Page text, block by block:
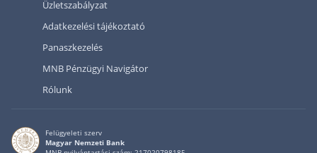
Üzletszabályzat
Adatkezelési tájékoztató
Panaszkezelés
MNB Pénzügyi Navigátor
Rólunk
Felügyeleti szerv
Magyar Nemzeti Bank